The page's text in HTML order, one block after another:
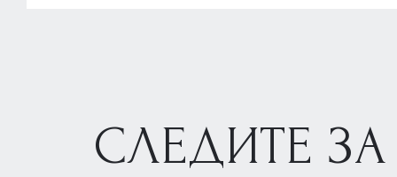
СЛЕДИТЕ